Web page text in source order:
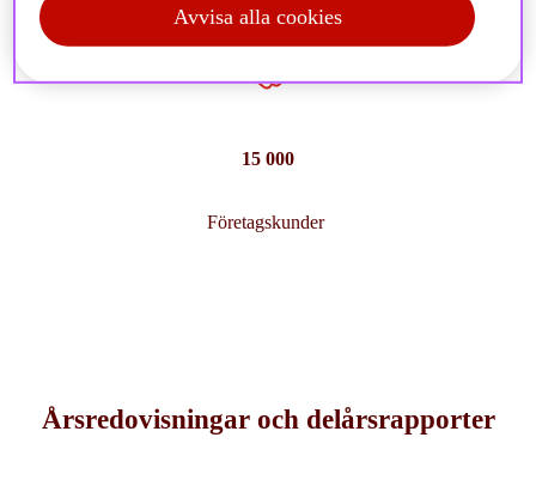
15 000
Företagskunder
Årsredovisningar och delårsrapporter
Avvisa alla cookies